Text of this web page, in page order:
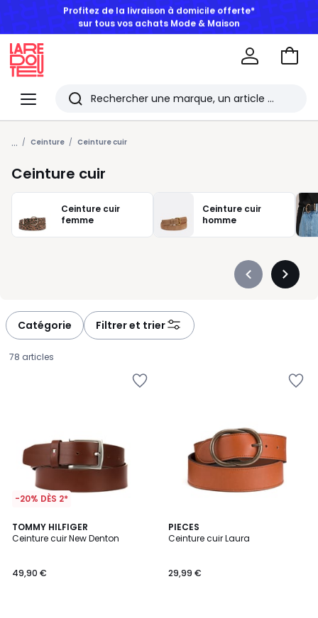
Menu
Redoute
Rechercher
Les
derniers
articles
consultés
Aller
... Ceinture Ceinture cuir
Ceinture cuir
Ceinture cuir
femme
Ceinture cuir
homme
Précédent
Catégorie Filtrer et trier
78 articles
-20% DÈS 2*
TOMMY HILFIGER
Ceinture cuir New Denton
€.
49,90 €
2
Couleurs
PIECES
Ceinture cuir Laura
29,99 €